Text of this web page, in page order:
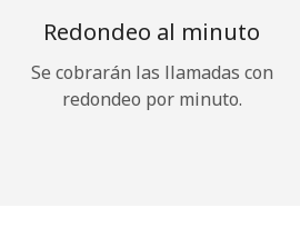
Redondeo al minuto
Se cobrarán las llamadas con
redondeo por minuto.